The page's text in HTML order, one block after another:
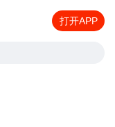
打开APP